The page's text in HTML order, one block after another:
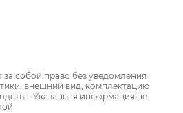
за собой право без уведомления
внешний вид, комплектацию
Указанная информация не